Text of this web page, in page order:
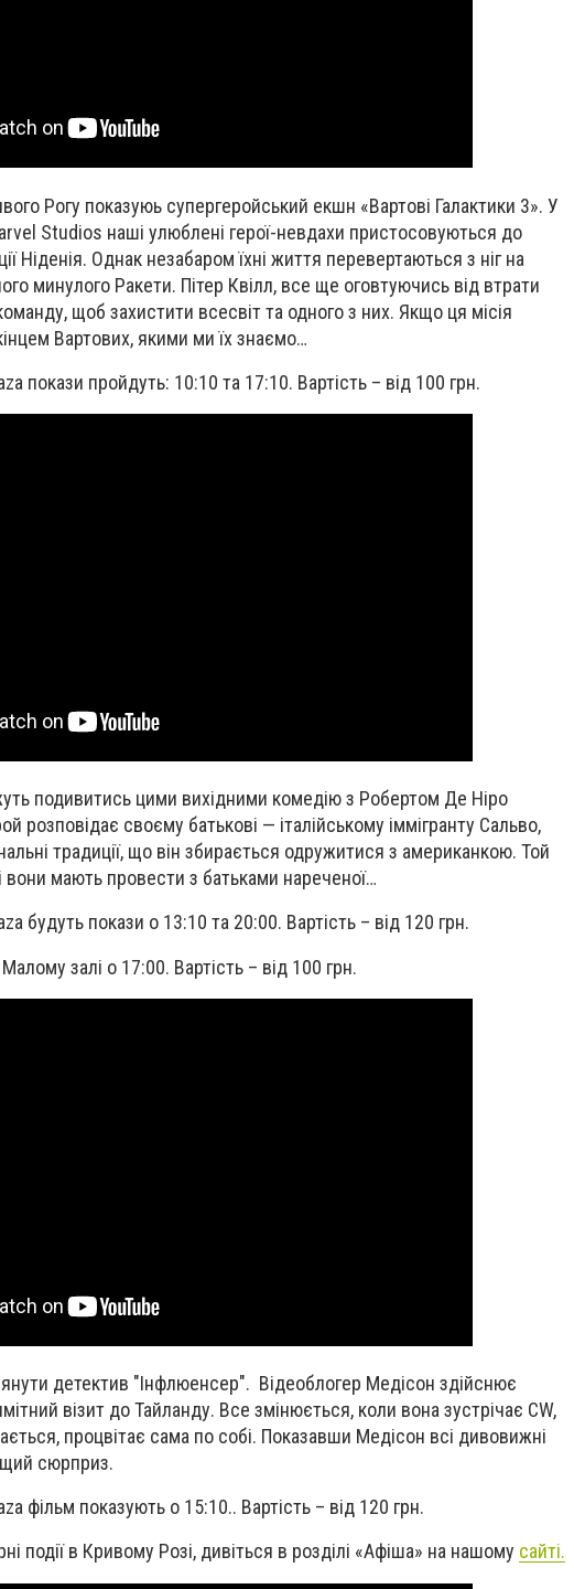
Рогу показуюь супергеройський екшн «Вартові Галактики 3». У
Studios наші улюблені герої-невдахи пристосовуються до
Ніденія. Однак незабаром їхні життя перевертаються з ніг на
минулого Ракети. Пітер Квілл, все ще оговтуючись від втрати
щоб захистити всесвіт та одного з них. Якщо ця місія
Вартових, якими ми їх знаємо…
покази пройдуть: 10:10 та 17:10. Вартість – від 100 грн.
подивитись цими вихідними комедію з Робертом Де Ніро
розповідає своєму батькові — італійському іммігранту Сальво,
традиції, що він збирається одружитися з американкою. Той
вони мають провести з батьками нареченої…
будуть покази о 13:10 та 20:00. Вартість – від 120 грн.
залі о 17:00. Вартість – від 100 грн.
детектив "Інфлюенсер". Відеоблогер Медісон здійснює
візит до Тайланду. Все змінюється, коли вона зустрічає CW,
процвітає сама по собі. Показавши Медісон всі дивовижні
сюрприз.
фільм показують о 15:10.. Вартість – від 120 грн.
події в Кривому Розі, дивіться в розділі «Афіша» на нашому сайті.